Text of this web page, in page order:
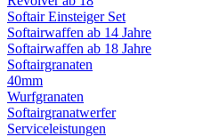
Softair Einsteiger Set
Softairwaffen ab 14 Jahre
Softairwaffen ab 18 Jahre
Softairgranaten
40mm
Wurfgranaten
Softairgranatwerfer
Serviceleistungen